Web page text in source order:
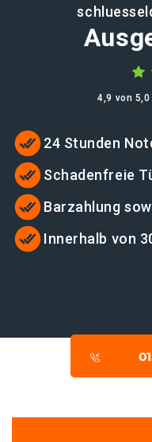
4,9 von
24 Stunden
Schadenfreie
Barzahlung
Innerhalb von